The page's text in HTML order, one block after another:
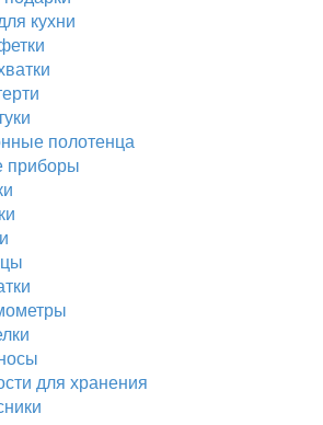
кухни
полотенца
приборы
для хранения